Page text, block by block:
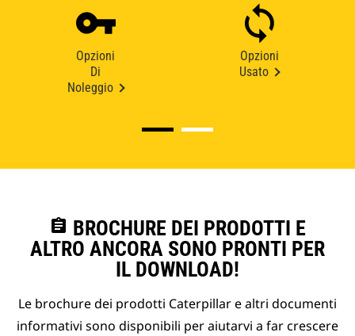
Opzioni
Di
Noleggio
Opzioni
Usato
assignment BROCHURE DEI PRODOTTI E
ALTRO ANCORA SONO PRONTI PER
IL DOWNLOAD!
Le brochure dei prodotti Caterpillar e altri documenti
informativi sono disponibili per aiutarvi a far crescere